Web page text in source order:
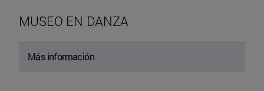
MUSEO EN DANZA
Más información